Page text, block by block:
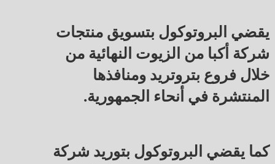
يقضي البروتوكول بتسويق منتجات
شركة أكبا من الزيوت النهائية من
خلال فروع بتروتريد ومنافذها
المنتشرة في أنحاء الجمهورية.
كما يقضي البروتوكول بتوريد شركة